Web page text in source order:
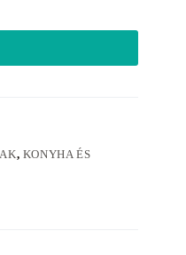
, KONYHA ÉS